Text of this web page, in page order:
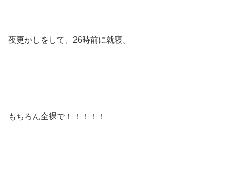
夜更かしをして、26時前に就寝。
もちろん全裸で！！！！！